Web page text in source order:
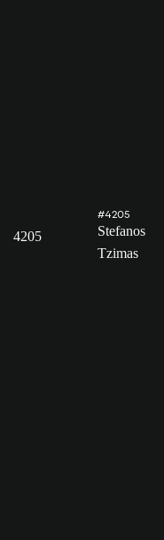
4205
#4205
Stefanos
Tzimas